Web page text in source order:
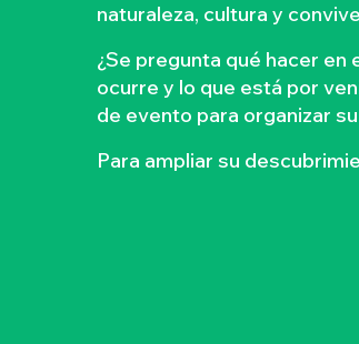
naturaleza, cultura y
¿Se pregunta qué hacer en
ocurre y lo que está por
de evento para organizar
Para ampliar su